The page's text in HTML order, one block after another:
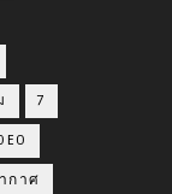
7
กาศ